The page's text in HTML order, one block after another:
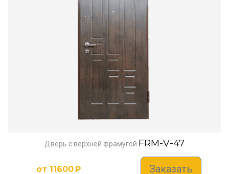
Дверь с верхней фрамугой FRM-V-47
от 11600₽ Заказать